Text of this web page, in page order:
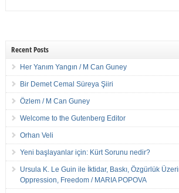
Recent Posts
Her Yanım Yangın / M Can Guney
Bir Demet Cemal Süreya Şiiri
Özlem / M Can Guney
Welcome to the Gutenberg Editor
Orhan Veli
Yeni başlayanlar için: Kürt Sorunu nedir?
Ursula K. Le Guin ile İktidar, Baskı, Özgürlük
Oppression, Freedom / MARIA POPOVA